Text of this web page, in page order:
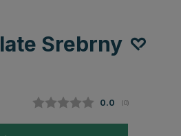
Srebrny
Średnia ocena:
0.0 (głosy:
0)